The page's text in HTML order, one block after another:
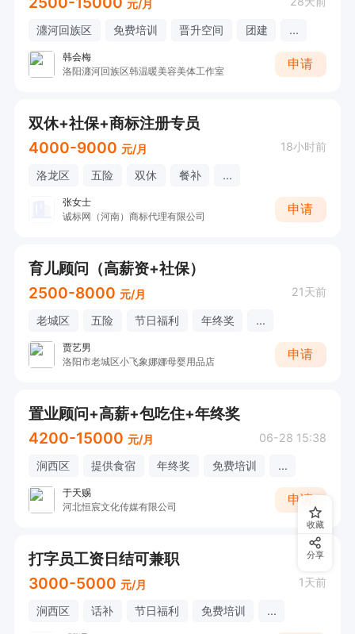
险一金等。
4.公司氛围活跃，年轻有活力的团队，领导好相
处。
6.工作时间：五天8小时制，周末双休，按国家节
【点击申请职位，投递简历，即可电话联系我】
元/月
瀍河回族区 免费培训 晋升空间 团建 ...
韩会梅
洛阳瀍河回族区韩温暖美容美体工作室
申请
双休+社保+商标注册专员
4000-9000 元/月 18小时前
洛龙区 五险 双休 餐补 ...
张女士
诚标网（河南）商标代理有限公司
申请
育儿顾问（高薪资+社保）
2500-8000 元/月 21天前
老城区 五险 节日福利 年终奖 ...
贾艺男
洛阳市老城区小飞象娜娜母婴用品店
申请
置业顾问+高薪+包吃住+年终奖
4200-15000 元/月 06-28 15:38
涧西区 提供食宿 年终奖 免费培训 ...
于天赐
河北恒宸文化传媒有限公司
申请
打字员工资日结可兼职
3000-5000 元/月 1天前
涧西区 话补 节日福利 免费培训 ...
收藏
分享